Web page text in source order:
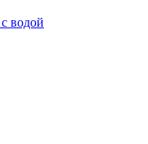
водой